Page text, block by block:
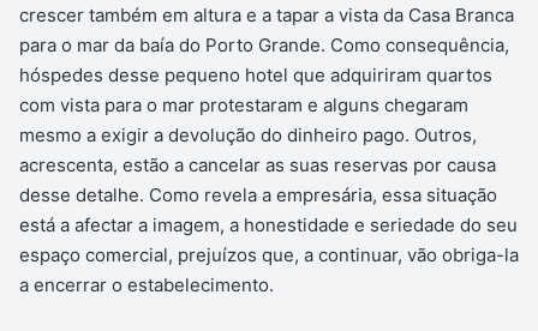
crescer também em altura e a tapar a vista da Casa Branca
para o mar da baía do Porto Grande. Como consequência,
hóspedes desse pequeno hotel que adquiriram quartos
com vista para o mar protestaram e alguns chegaram
mesmo a exigir a devolução do dinheiro pago. Outros,
acrescenta, estão a cancelar as suas reservas por causa
desse detalhe. Como revela a empresária, essa situação
está a afectar a imagem, a honestidade e seriedade do seu
espaço comercial, prejuízos que, a continuar, vão obriga-la
a encerrar o estabelecimento.